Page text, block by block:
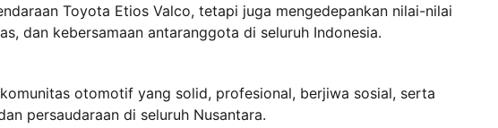
Toyota Etios Valco, tetapi juga mengedepankan nilai-nilai
dan kebersamaan antaranggota di seluruh Indonesia.
otomotif yang solid, profesional, berjiwa sosial, serta
persaudaraan di seluruh Nusantara.